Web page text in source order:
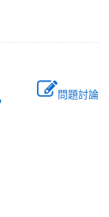
問題討論